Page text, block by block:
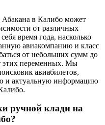
Абакана в Калибо может
от различных
время года, насколько
авиакомпанию и класс
от небольших сумм до
этих переменных. Мы
авиабилетов,
и актуальную информацию
ручной клади на